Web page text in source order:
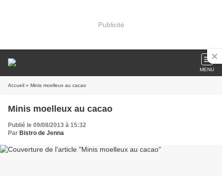
Publicité
MENU
Accueil » Minis moelleux au cacao
Minis moelleux au cacao
Publié le 09/08/2013 à 15:32
Par Bistro de Jenna